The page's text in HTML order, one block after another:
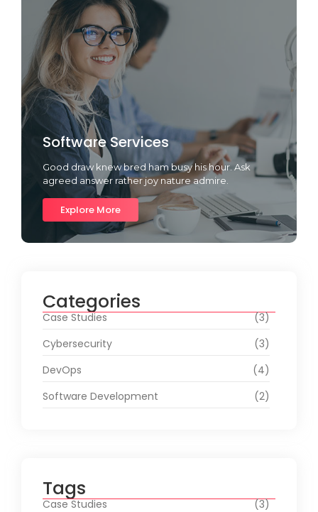
Software Services
Good draw knew bred ham busy his hour. Ask
agreed answer rather joy nature admire.
Explore More
Categories
Case Studies
(3)
Cybersecurity
(3)
DevOps
(4)
Software Development
(2)
Tags
Case Studies
(3)